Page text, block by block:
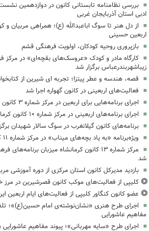
بررسی نظامنامه تابستانی کانون در دوازدهمین
ادبی استان آذربایجان غربی
از دل هنر تا سوگ اباعبدالله (ع)؛ همراهی مربیان و
اربعین حسینی
بازپروری روحیه کودکان، اولویت فرهنگی قشم
کارگاه مادر و کودک «عروسک‌های بقچه‌ای» در مرکز
زیباشهربندرعباس برگزار شد
قصه، هندسه و عطر پیتزا؛ تجربه ای شیرین از
فعالیت‌های اربعینی در کانون گهواره اجرا شد
اجرای برنامه‌هایی برای اربعین در مرکز شماره ۳ کانون اسلام‌آباد غرب
اجرای برنامه‌های اربعینی در مرکز شماره ۱۰ کانون کرمانشاه
برنامه‌های کانون گیلانغرب در سوگ سالار شهیدان
ویژه‌برنامه «به یاد بچه‌های میناب» در مرکز شماره ۱۱ کانون کرمانشاه برگزار شد
مرکز شماره ۱۳ کانون کرمانشاه میزبان
شد
بازدید مدیرکل کانون استان مرکزی از دوره آموزشی
کلیپی از فعالیت‌های موکب کانون قصرشیرین در
عضو کانون کنگاور کلیپی از فعالیت‌های ایام اربعین
اجرای طرح هنری «نشان‌نوشته‌ی امام حسین(ع)»؛
مفاهیم عاشورایی
اجرای طرح «سایه مهربانی»؛ پیوند مفاهیم